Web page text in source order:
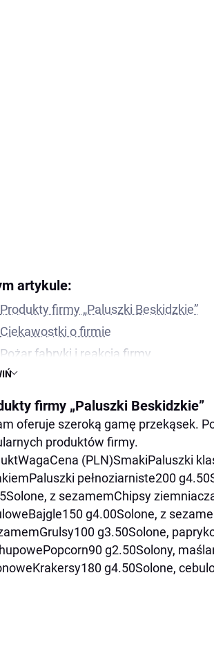
artykule:
Produkty firmy „Paluszki Beskidzkie”
Ciekawostki o firmie
Pożar fabryki i reakcja firmy
Wsparcie społeczności
Quiz: Co wiesz o „Paluszkach
Podsumowanie
firmy „Paluszki Beskidzkie”
oferuje szeroką gamę przekąsek.
produktów firmy.
(PLN)SmakiPaluszki
pełnoziarniste200
z sezamemChipsy
g4.00Solone, z
g3.50Solone,
g2.50Solony,
g4.50Solone,